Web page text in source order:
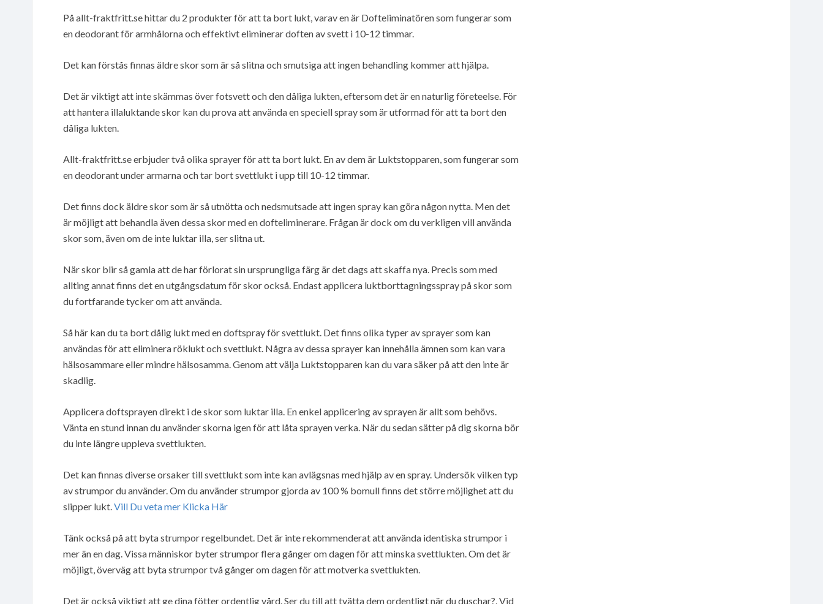
På allt-fraktfritt.se hittar du 2 produkter för att ta bort lukt, varav en är Dofteliminatören som fungerar som
en deodorant för armhålorna och effektivt eliminerar doften av svett i 10-12 timmar.
Det kan förstås finnas äldre skor som är så slitna och smutsiga att ingen behandling kommer att hjälpa.
Det är viktigt att inte skämmas över fotsvett och den dåliga lukten, eftersom det är en naturlig företeelse. För
att hantera illaluktande skor kan du prova att använda en speciell spray som är utformad för att ta bort den
dåliga lukten.
Allt-fraktfritt.se erbjuder två olika sprayer för att ta bort lukt. En av dem är Luktstopparen, som fungerar som
en deodorant under armarna och tar bort svettlukt i upp till 10-12 timmar.
Det finns dock äldre skor som är så utnötta och nedsmutsade att ingen spray kan göra någon nytta. Men det
är möjligt att behandla även dessa skor med en dofteliminerare. Frågan är dock om du verkligen vill använda
skor som, även om de inte luktar illa, ser slitna ut.
När skor blir så gamla att de har förlorat sin ursprungliga färg är det dags att skaffa nya. Precis som med
allting annat finns det en utgångsdatum för skor också. Endast applicera luktborttagningsspray på skor som
du fortfarande tycker om att använda.
Så här kan du ta bort dålig lukt med en doftspray för svettlukt. Det finns olika typer av sprayer som kan
användas för att eliminera röklukt och svettlukt. Några av dessa sprayer kan innehålla ämnen som kan vara
hälsosammare eller mindre hälsosamma. Genom att välja Luktstopparen kan du vara säker på att den inte är
skadlig.
Applicera doftsprayen direkt i de skor som luktar illa. En enkel applicering av sprayen är allt som behövs.
Vänta en stund innan du använder skorna igen för att låta sprayen verka. När du sedan sätter på dig skorna bör
du inte längre uppleva svettlukten.
Det kan finnas diverse orsaker till svettlukt som inte kan avlägsnas med hjälp av en spray. Undersök vilken typ
av strumpor du använder. Om du använder strumpor gjorda av 100 % bomull finns det större möjlighet att du
slipper lukt.Vill Du veta mer Klicka Här
Tänk också på att byta strumpor regelbundet. Det är inte rekommenderat att använda identiska strumpor i
mer än en dag. Vissa människor byter strumpor flera gånger om dagen för att minska svettlukten. Om det är
möjligt, överväg att byta strumpor två gånger om dagen för att motverka svettlukten.
Det är också viktigt att ge dina fötter ordentlig vård. Ser du till att tvätta dem ordentligt när du duschar?. Vid